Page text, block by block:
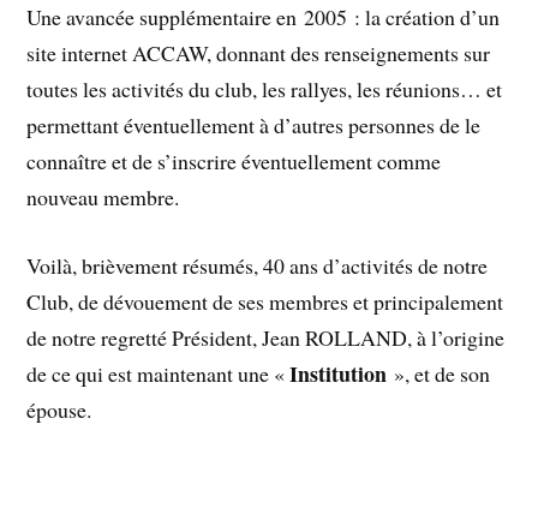
Une avancée supplémentaire en 2005 : la création d’un
site internet ACCAW, donnant des renseignements sur
toutes les activités du club, les rallyes, les réunions… et
permettant éventuellement à d’autres personnes de le
connaître et de s’inscrire éventuellement comme
nouveau membre.
Voilà, brièvement résumés, 40 ans d’activités de notre
Club, de dévouement de ses membres et principalement
de notre regretté Président, Jean ROLLAND, à l’origine
de ce qui est maintenant une «Institution », et de son
épouse.